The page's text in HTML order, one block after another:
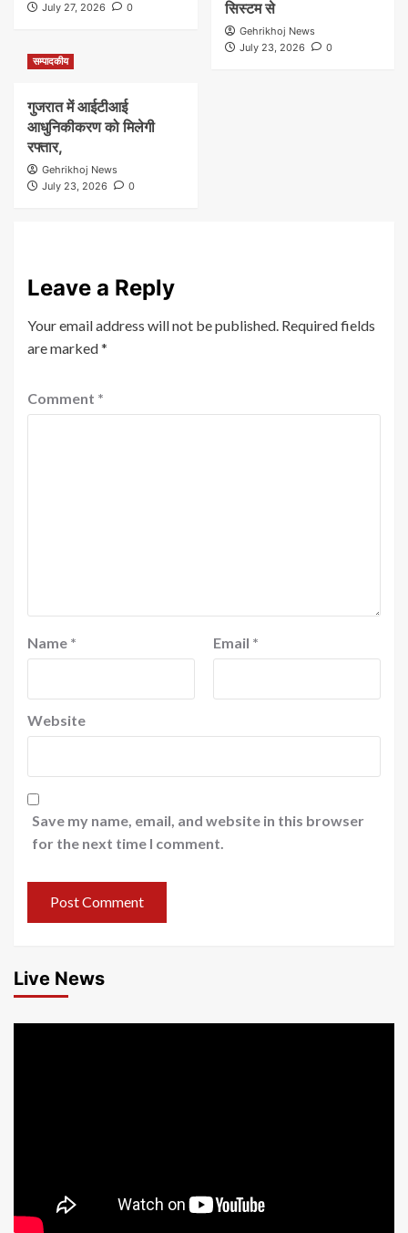
July 27, 2026 0 सिस्टम से
Gehrikhoj News
July 23, 2026
0
सम्पादकीय
गुजरात में आईटीआई
आधुनिकीकरण को मिलेगी
रफ्तार,
Gehrikhoj News
July 23, 2026
0
Leave a Reply
Your email address will not be published. Required fields
are marked*
Comment *
Name * Email *
Website
Save my name, email, and website in this browser
for the next time I comment.
Live News